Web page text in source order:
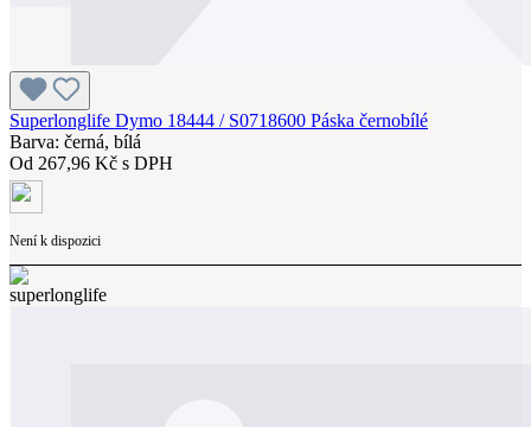
Superlonglife Dymo 18444 / S0718600 Páska černobílé
Barva: černá, bílá
Od 267,96 Kč s DPH
Není k dispozici